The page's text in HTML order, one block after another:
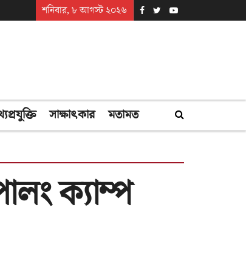
শনিবার, ৮ আগস্ট ২০২৬
সাক্ষাৎকার মতামত
ক্যাম্প